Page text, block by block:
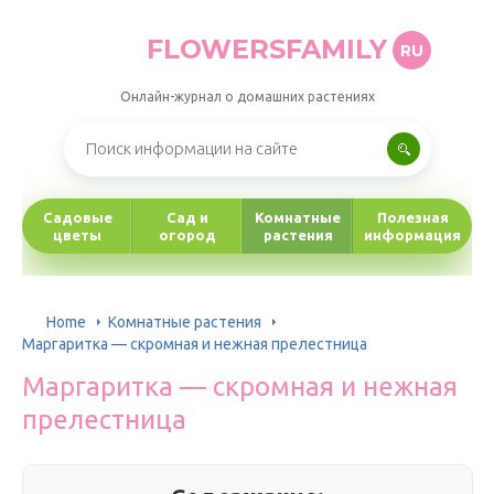
FLOWERSFAMILY RU
Онлайн-журнал о домашних растениях
Садовые
цветы
Сад и
огород
Комнатные
растения
Полезная
информация
Home
Комнатные растения
Маргаритка — скромная и нежная прелестница
Маргаритка — скромная и нежная
прелестница